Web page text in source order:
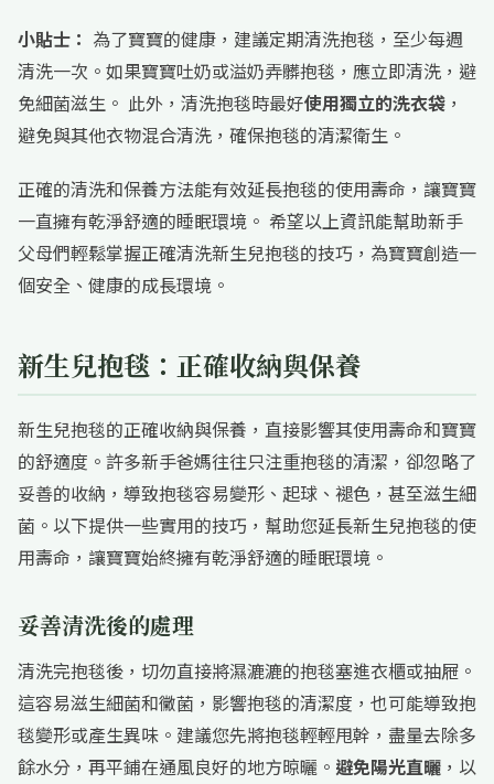
小貼士： 為了寶寶的健康，建議定期清洗抱毯，至少每週
清洗一次。如果寶寶吐奶或溢奶弄髒抱毯，應立即清洗，避
免細菌滋生。 此外，清洗抱毯時最好使用獨立的洗衣袋 ，
避免與其他衣物混合清洗，確保抱毯的清潔衛生。
正確的清洗和保養方法能有效延長抱毯的使用壽命，讓寶寶
一直擁有乾淨舒適的睡眠環境。 希望以上資訊能幫助新手
父母們輕鬆掌握正確清洗新生兒抱毯的技巧，為寶寶創造一
個安全、健康的成長環境。
新生兒抱毯：正確收納與保養
新生兒抱毯的正確收納與保養，直接影響其使用壽命和寶寶
的舒適度。許多新手爸媽往往只注重抱毯的清潔，卻忽略了
妥善的收納，導致抱毯容易變形、起球、褪色，甚至滋生細
菌。以下提供一些實用的技巧，幫助您延長新生兒抱毯的使
用壽命，讓寶寶始終擁有乾淨舒適的睡眠環境。
妥善清洗後的處理
清洗完抱毯後，切勿直接將濕漉漉的抱毯塞進衣櫃或抽屜。
這容易滋生細菌和黴菌，影響抱毯的清潔度，也可能導致抱
毯變形或產生異味。建議您先將抱毯輕輕甩幹，盡量去除多
餘水分，再平鋪在通風良好的地方晾曬。 避免陽光直曬 ，以